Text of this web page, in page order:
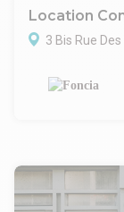
CONDITIONS
Cession de bail :
Location
3 Bis Rue